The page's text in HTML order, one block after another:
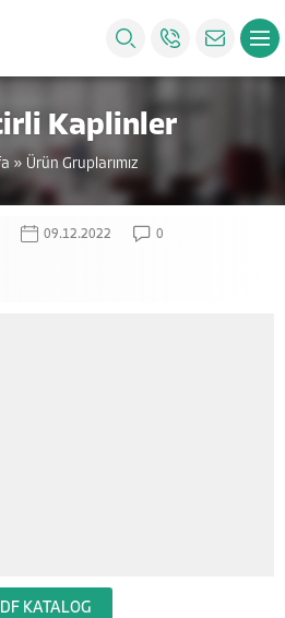
Kaplinler
» Ürün Gruplarımız
09.12.2022 0
KATALOG